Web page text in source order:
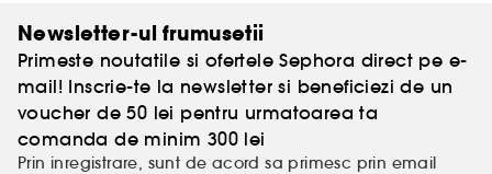
Newsletter-ul frumusetii
Primeste noutatile si ofertele Sephora direct pe e-
mail! Inscrie-te la newsletter si beneficiezi de un
voucher de 50 lei pentru urmatoarea ta
comanda de minim 300 lei
Prin inregistrare, sunt de acord sa primesc prin email